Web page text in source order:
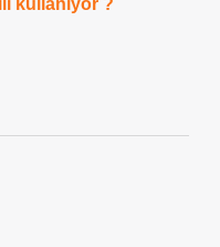
kullanıyor ?